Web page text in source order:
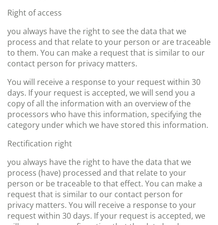
Right of access
you always have the right to see the data that we
process and that relate to your person or are traceable
to them. You can make a request that is similar to our
contact person for privacy matters.
You will receive a response to your request within 30
days. If your request is accepted, we will send you a
copy of all the information with an overview of the
processors who have this information, specifying the
category under which we have stored this information.
Rectification right
you always have the right to have the data that we
process (have) processed and that relate to your
person or be traceable to that effect. You can make a
request that is similar to our contact person for
privacy matters. You will receive a response to your
request within 30 days. If your request is accepted, we